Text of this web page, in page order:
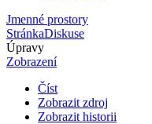
Jmenné prostory
StránkaDiskuse
Úpravy
Zobrazení
Číst
Zobrazit zdroj
Zobrazit historii